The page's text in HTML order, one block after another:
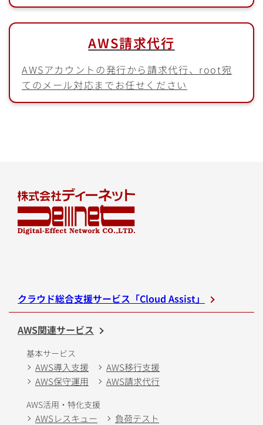
AWS請求代行
AWSアカウントの発行から請求代行、root宛
てのメール対応までお任せください
クラウド総合支援サービス「Cloud Assist」
AWS関連サービス
基本サービス
AWS導入支援
AWS移行支援
AWS保守運用
AWS請求代行
AWS活用・特化支援
AWSレスキュー
負荷テスト